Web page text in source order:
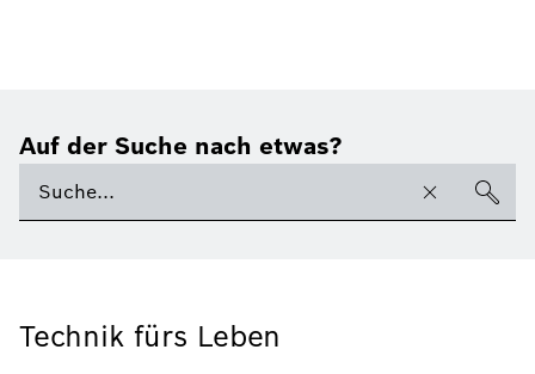
Auf der Suche nach etwas?
Technik fürs Leben